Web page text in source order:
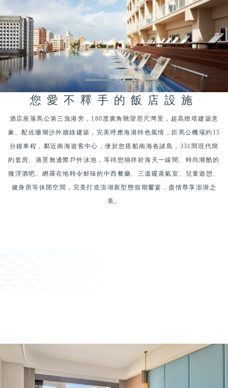
您愛不釋手的飯店設施
酒店座落馬公第三漁港旁，180度廣角眺望咫尺灣景，超高燈塔建築意
象、配佐珊瑚沙外牆綠建築，完美呼應海港特色風情，距馬公機場約15
分鐘車程，鄰近南海遊客中心，便於您搭船南海各諸島，331間現代簡
約套房、港景無邊際戶外泳池，等待您徜徉於海天一線間、時尚潮酷的
微浮酒吧、網羅在地時令鮮味的中西餐廳、三溫暖蒸氣室、兒童遊憩、
健身房等休閒空間，完美打造澎湖新型態假期饗宴，盡情尊享澎湖之
美。